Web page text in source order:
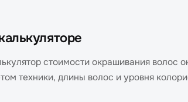
стоимости окрашивания волос
техники, длины волос и уровня